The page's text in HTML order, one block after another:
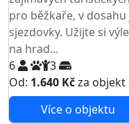
pro běžkaře, v
sjezdovky. Užijte si
na hrad...
6
3
Od: 1.640 Kčza objekt
Více o objektu